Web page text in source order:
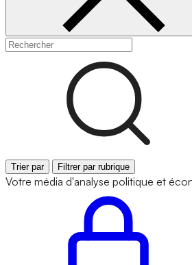
Trier par Filtrer par rubrique
Votre média d'analyse politique et